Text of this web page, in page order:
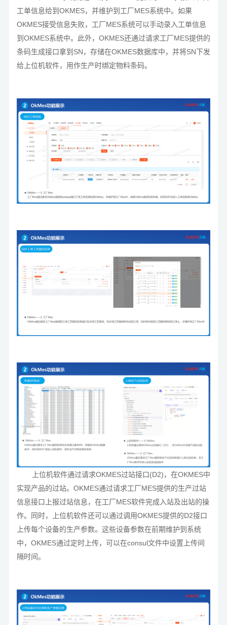
工单信息给到OKMES，并维护到工厂MES系统中。如果
OKMES接受信息失败，工厂MES系统可以手动录入工单信息
到OKMES系统中。此外，OKMES还通过请求工厂MES提供的
条码生成接口拿到SN，存储在OKMES数据库中，并将SN下发
给上位机软件，用作生产时绑定物料条码。
上位机软件通过请求OKMES过站接口(D2)，在OKMES中
实现产品的过站。OKMES通过请求工厂MES提供的生产过站
信息接口上报过站信息，在工厂MES软件完成入站及出站的操
作。同时，上位机软件还可以通过调用OKMES提供的D2接口
上传每个设备的生产参数。这些设备参数在前期维护到系统
中，OKMES通过定时上传，可以在consul文件中设置上传间
隔时间。